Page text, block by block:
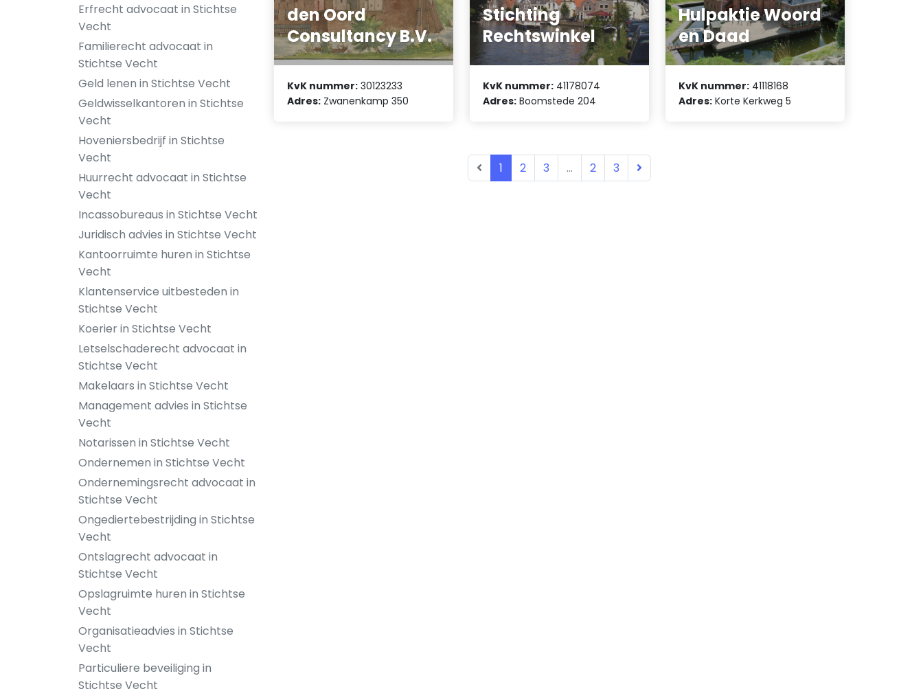
Erfrecht advocaat in Stichtse
Vecht
Familierecht advocaat in
Stichtse Vecht
Geld lenen in Stichtse Vecht
Geldwisselkantoren in Stichtse
Vecht
Hoveniersbedrijf in Stichtse
Vecht
Huurrecht advocaat in Stichtse
Vecht
Incassobureaus in Stichtse Vecht
Juridisch advies in Stichtse Vecht
Kantoorruimte huren in Stichtse
Vecht
Klantenservice uitbesteden in
Stichtse Vecht
Koerier in Stichtse Vecht
Letselschaderecht advocaat in
Stichtse Vecht
Makelaars in Stichtse Vecht
Management advies in Stichtse
Vecht
Notarissen in Stichtse Vecht
Ondernemen in Stichtse Vecht
Ondernemingsrecht advocaat in
Stichtse Vecht
Ongediertebestrijding in Stichtse
Vecht
Ontslagrecht advocaat in
Stichtse Vecht
Opslagruimte huren in Stichtse
Vecht
Organisatieadvies in Stichtse
Vecht
Particuliere beveiliging in
Stichtse Vecht
den Oord
Consultancy B.V.
KvK nummer: 30123233
Adres: Zwanenkamp 350
Stichting
Rechtswinkel
KvK nummer: 41178074
Adres: Boomstede 204
Hulpaktie Woord
en Daad
KvK nummer: 41118168
Adres: Korte Kerkweg 5
1 2 3 ... 2 3